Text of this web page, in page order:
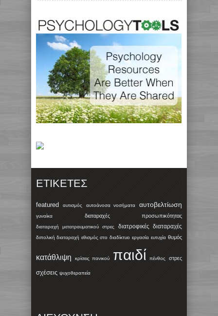
ΕΤΙΚΈΤΕΣ
featured αυτισμός αυτοάνοσα νοσήματα αυτοβελτίωση
γυναίκα διαταραχές προσωπικότητας
διαταραχή μετατραυματικού στρες διατροφικές διαταραχές
διπολική διαταραχή εθισμός στο διαδίκτυο εργασία ευτυχία θυμός
κατάθλιψη κρίσεις πανικού παιδί πένθος στρες
σχέσεις ψυχοθεραπεία